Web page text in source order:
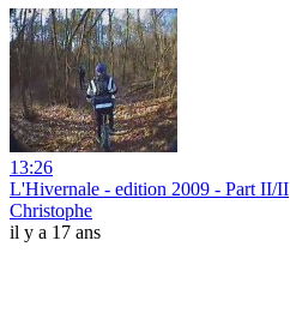
13:26
L'Hivernale - edition 2009 - Part II/II
Christophe
il y a 17 ans